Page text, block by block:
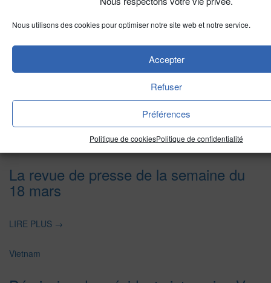
Nous utilisons des cookies pour optimiser notre site web et notre service.
Accepter
Refuser
Préférences
Politique de cookiesPolitique de confidentialité
A LIRE AUSSI
La revue de presse de la semaine du
18 mars
LIRE PLUS →
Vietnam